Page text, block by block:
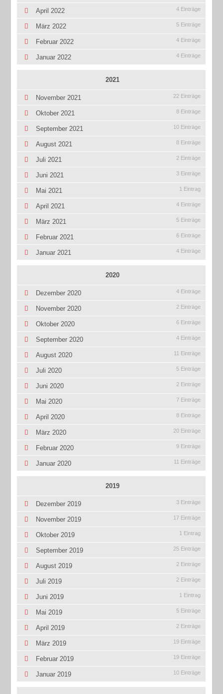
April 2022 4 Einträge
März 2022 5 Einträge
Februar 2022 4 Einträge
Januar 2022 4 Einträge
2021
November 2021 22 Einträge
Oktober 2021 8 Einträge
September 2021 10 Einträge
August 2021 8 Einträge
Juli 2021 2 Einträge
Juni 2021 3 Einträge
Mai 2021 1 Eintrag
April 2021 4 Einträge
März 2021 5 Einträge
Februar 2021 6 Einträge
Januar 2021 4 Einträge
2020
Dezember 2020 4 Einträge
November 2020 2 Einträge
Oktober 2020 6 Einträge
September 2020 4 Einträge
August 2020 11 Einträge
Juli 2020 5 Einträge
Juni 2020 2 Einträge
Mai 2020 7 Einträge
April 2020 8 Einträge
März 2020 20 Einträge
Februar 2020 9 Einträge
Januar 2020 11 Einträge
2019
Dezember 2019 3 Einträge
November 2019 17 Einträge
Oktober 2019 1 Eintrag
September 2019 25 Einträge
August 2019 2 Einträge
Juli 2019 2 Einträge
Juni 2019 1 Eintrag
Mai 2019 5 Einträge
April 2019 2 Einträge
März 2019 19 Einträge
Februar 2019 19 Einträge
Januar 2019 10 Einträge